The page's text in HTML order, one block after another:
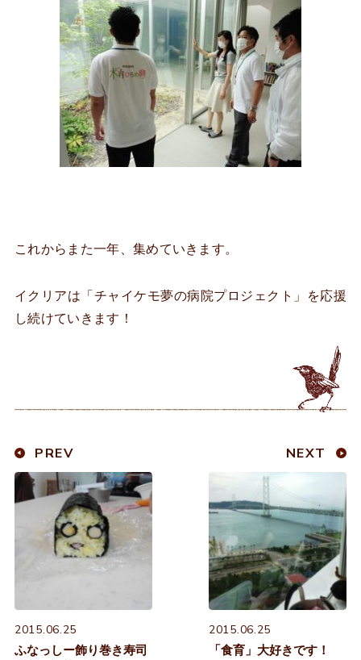
これからまた一年、集めていきます。
イクリアは「チャイケモ夢の病院プロジェクト」を応援
し続けていきます！
PREV
2015.06.25
ふなっしー飾り巻き寿司
NEXT
2015.06.25
「食育」大好きです！